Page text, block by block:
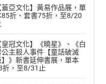
蓋亞文化】黃易作品展，單
85折、套書75折，至8/20
皇冠文化】《曉星》、《白
公主殺人事件【童話破滅
】》新書延伸書展，單本
折，至8/31止